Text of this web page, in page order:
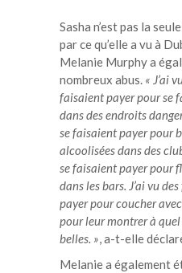
Sasha n’est pas la
par ce qu’elle a vu à
Melanie Murphy a
nombreux abus. « J’ai
faisaient payer pour se
dans des endroits
se faisaient payer pour
alcoolisées dans des
se faisaient payer pour
dans les bars. J’ai vu
payer pour coucher
pour leur montrer à
belles. », a-t-elle
Melanie a également